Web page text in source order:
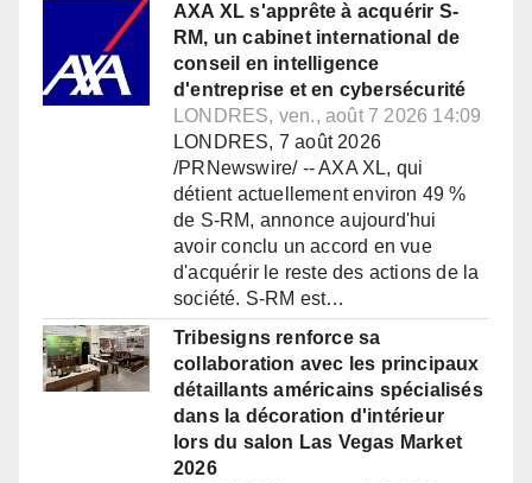
AXA XL s'apprête à acquérir S-
RM, un cabinet international de
conseil en intelligence
d'entreprise et en cybersécurité
LONDRES, ven., août 7 2026 14:09
LONDRES, 7 août 2026
/PRNewswire/ -- AXA XL, qui
détient actuellement environ 49 %
de S-RM, annonce aujourd'hui
avoir conclu un accord en vue
d'acquérir le reste des actions de la
société. S-RM est…
Tribesigns renforce sa
collaboration avec les principaux
détaillants américains spécialisés
dans la décoration d'intérieur
lors du salon Las Vegas Market
2026